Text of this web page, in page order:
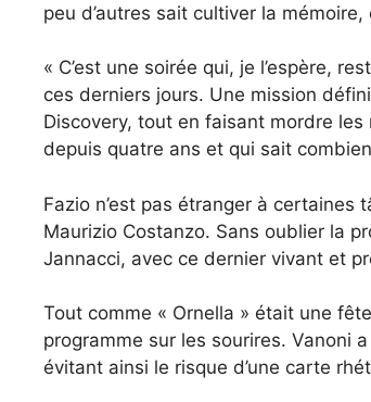
peu d’autres sait cultiver la
« C’est une soirée qui, je l’espère,
ces derniers jours. Une mission
Discovery, tout en faisant mordre les
depuis quatre ans et qui sait
Fazio n’est pas étranger à certaines
Maurizio Costanzo. Sans oublier la
Jannacci, avec ce dernier vivant et
Tout comme « Ornella » était une
programme sur les sourires. Vanoni
évitant ainsi le risque d’une carte